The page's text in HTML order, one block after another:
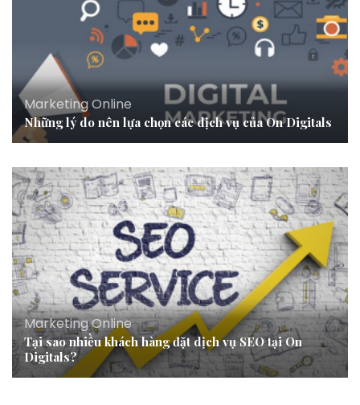
Marketing Online
Những lý do nên lựa chọn các dịch vụ của On Digitals
Marketing Online
Tại sao nhiều khách hàng đặt dịch vụ SEO tại On
Digitals?